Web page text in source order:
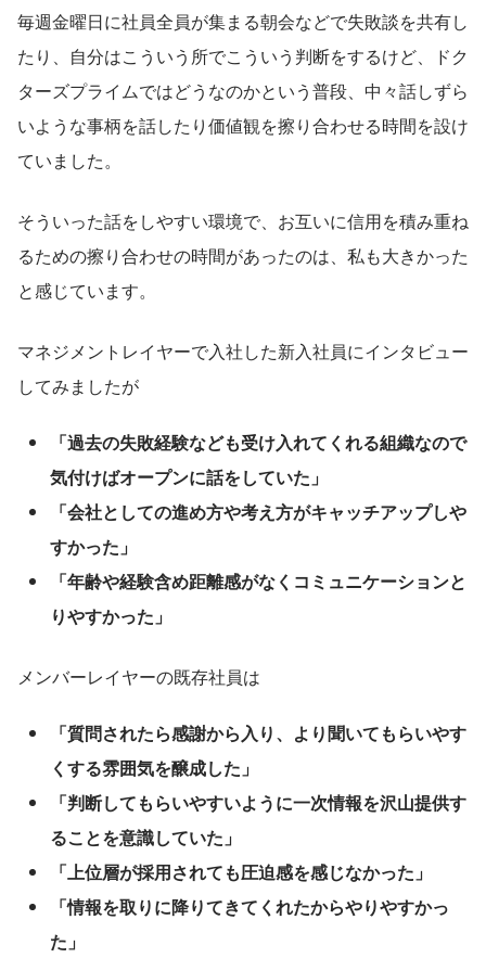
毎週金曜日に社員全員が集まる朝会などで失敗談を共有し
たり、自分はこういう所でこういう判断をするけど、ドク
ターズプライムではどうなのかという普段、中々話しずら
いような事柄を話したり価値観を擦り合わせる時間を設け
ていました。
そういった話をしやすい環境で、お互いに信用を積み重ね
るための擦り合わせの時間があったのは、私も大きかった
と感じています。
マネジメントレイヤーで入社した新入社員にインタビュー
してみましたが
「過去の失敗経験なども受け入れてくれる組織なので
気付けばオープンに話をしていた」
「会社としての進め方や考え方がキャッチアップしや
すかった」
「年齢や経験含め距離感がなくコミュニケーションと
りやすかった」
メンバーレイヤーの既存社員は
「質問されたら感謝から入り、より聞いてもらいやす
くする雰囲気を醸成した」
「判断してもらいやすいように一次情報を沢山提供す
ることを意識していた」
「上位層が採用されても圧迫感を感じなかった」
「情報を取りに降りてきてくれたからやりやすかっ
た」